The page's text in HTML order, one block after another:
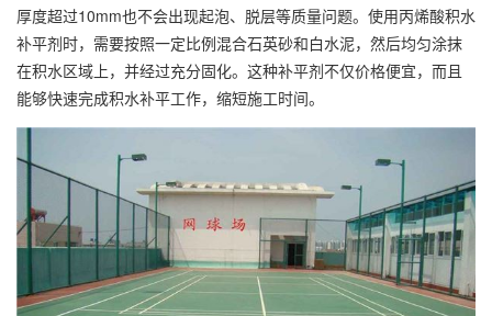
厚度超过10mm也不会出现起泡、脱层等质量问题。使用丙烯酸积水
补平剂时，需要按照一定比例混合石英砂和白水泥，然后均匀涂抹
在积水区域上，并经过充分固化。这种补平剂不仅价格便宜，而且
能够快速完成积水补平工作，缩短施工时间。